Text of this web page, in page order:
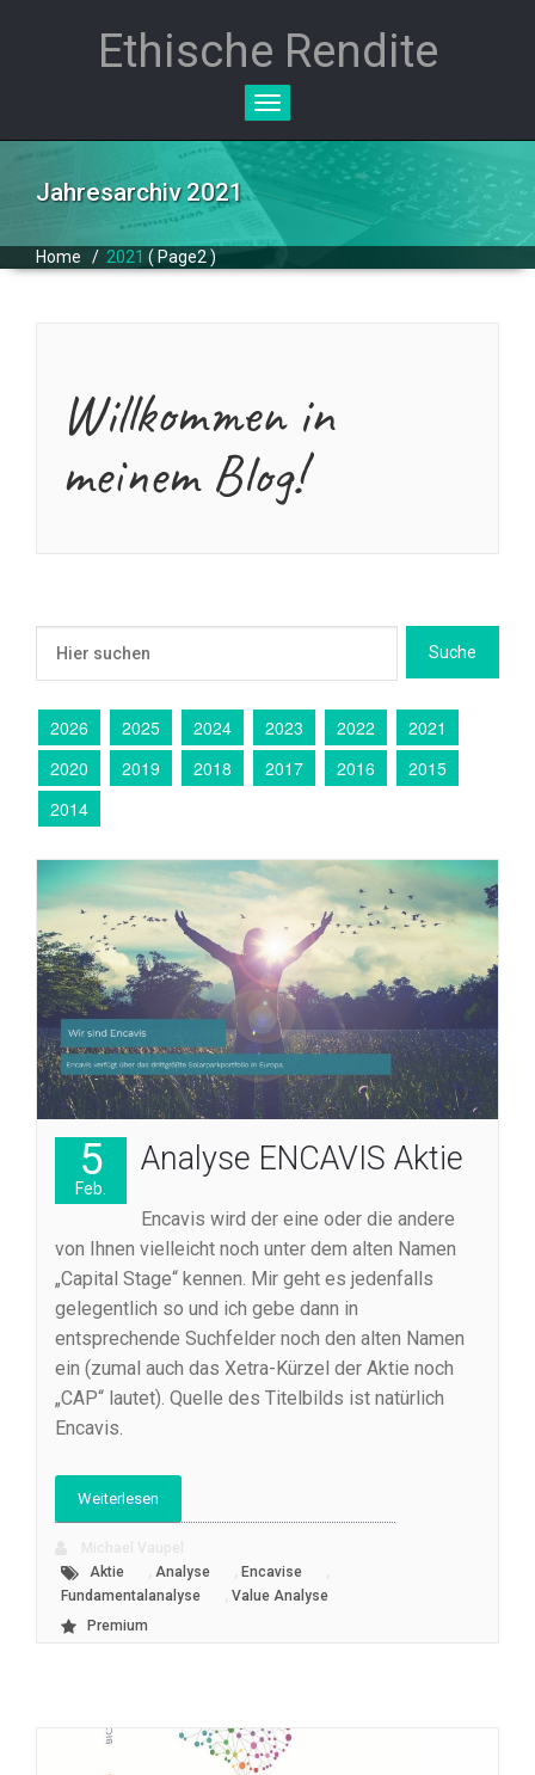
Ethische Rendite
Toggle
Jahresarchiv 2021
Home / 2021 ( Page2 )
Willkommen in
meinem Blog!
2026 2025 2024 2023 2022
2021
2020
2019 2018 2017 2016
2015
2014
5
Feb.
Analyse ENCAVIS Aktie
Encavis wird der eine oder die andere
von Ihnen vielleicht noch unter dem alten Namen
„Capital Stage“ kennen. Mir geht es jedenfalls
gelegentlich so und ich gebe dann in
entsprechende Suchfelder noch den alten Namen
ein (zumal auch das Xetra-Kürzel der Aktie noch
„CAP“ lautet). Quelle des Titelbilds ist natürlich
Encavis.
Weiterlesen
Aktie
Analyse Encavise
Fundamentalanalyse
Value Analyse
Premium